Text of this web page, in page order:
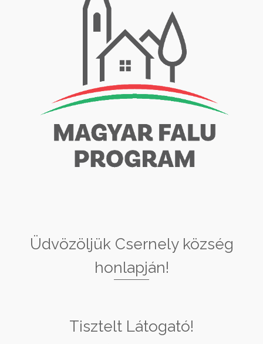
Üdvözöljük Csernely község
honlapján!
Tisztelt Látogató!